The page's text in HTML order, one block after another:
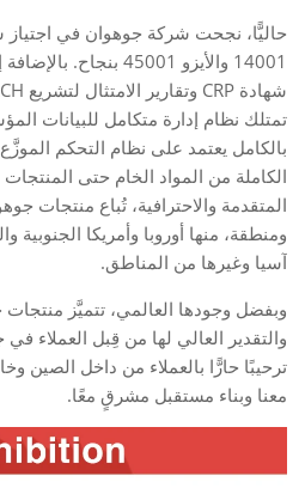
14001 والأيزو 45001
الكاملة من المواد الخام حتى المنتجات
ومنطقة، منها أوروبا وأمريكا
آسيا وغيرها من المناطق.
وبفضل وجودها العالمي، تتميَّز منتجات
والتقدير العالي لها من قِبل العملاء
ترحيبًا حارًّا بالعملاء من داخل الصين
معنا وبناء مستقبل مشرقٍ معًا.